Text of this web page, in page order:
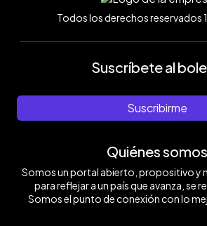
Todos los derechos
Suscríbete al
Suscribirme
Quiénes somos
Somos un portal abierto, propositivo y
para reflejar a un país que avanza, se
Somos el punto de conexión con lo